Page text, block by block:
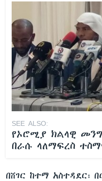
SEE ALSO:
የኦሮሚያ ክልላዊ
በራሱ ላለማፍረስ
በሸገር ከተማ አስተዳደር፣